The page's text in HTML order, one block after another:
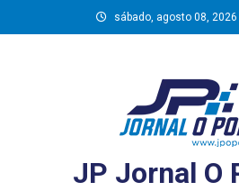
to
sábado, agosto 08, 2026
JP Jornal O